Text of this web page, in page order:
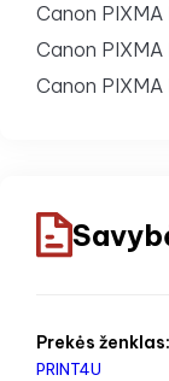
Canon
Canon PIXMA
Canon PIXMA
Prekės ženklas:
PRINT4U